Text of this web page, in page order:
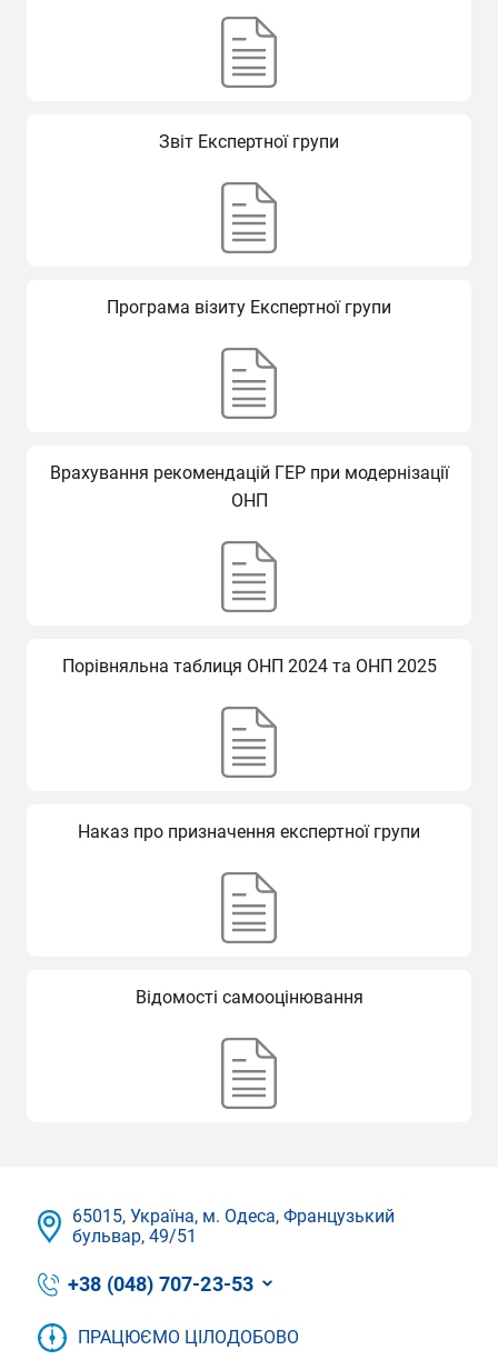
Звіт Експертної групи
Програма візиту Експертної групи
Врахування рекомендацій ГЕР при модернізації
ОНП
Порівняльна таблиця ОНП 2024 та ОНП 2025
Наказ про призначення експертної групи
Відомості самооцінювання
65015, Україна, м. Одеса, Французький
бульвар, 49/51
+38 (048) 707-23-53
ПРАЦЮЄМО ЦІЛОДОБОВО